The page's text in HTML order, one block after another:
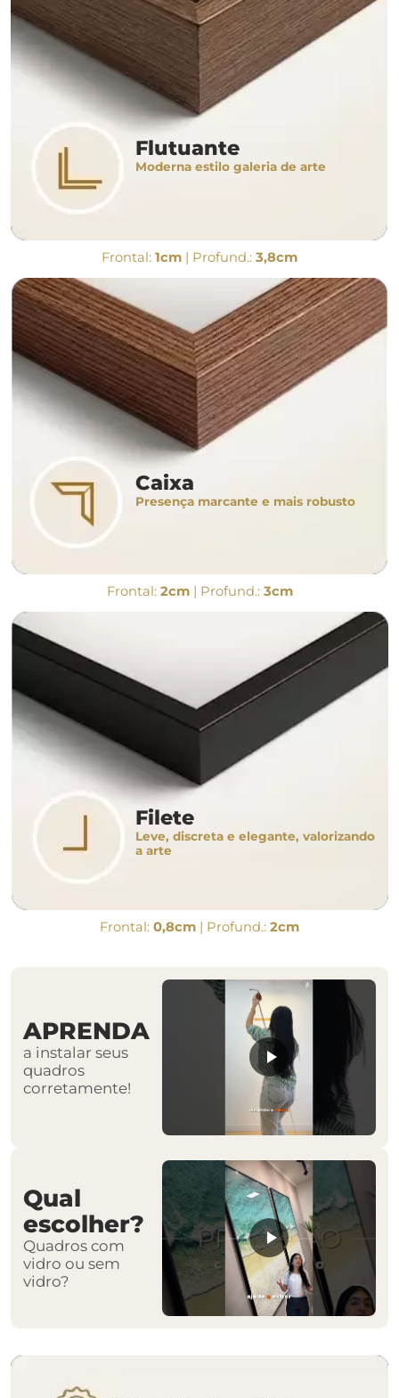
Flutuante
Moderna estilo galeria de arte
Frontal: 1cm | Profund.: 3,8cm
Caixa
Presença marcante e mais robusto
Frontal: 2cm| Profund.: 3cm
Filete
Leve, discreta e elegante, valorizando
a arte
Frontal: 0,8cm | Profund.: 2cm
APRENDA
a instalar seus
quadros
corretamente!
Qual
escolher?
Quadros com
vidro ou sem
vidro?